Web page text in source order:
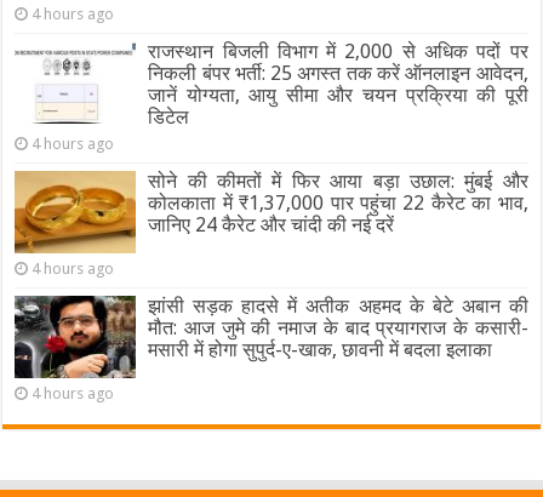
4 hours ago
राजस्थान बिजली विभाग में 2,000 से अधिक पदों पर
निकली बंपर भर्ती: 25 अगस्त तक करें ऑनलाइन आवेदन,
जानें योग्यता, आयु सीमा और चयन प्रक्रिया की पूरी
डिटेल
4 hours ago
सोने की कीमतों में फिर आया बड़ा उछाल: मुंबई और
कोलकाता में ₹1,37,000 पार पहुंचा 22 कैरेट का भाव,
जानिए 24 कैरेट और चांदी की नई दरें
4 hours ago
झांसी सड़क हादसे में अतीक अहमद के बेटे अबान की
मौत: आज जुमे की नमाज के बाद प्रयागराज के कसारी-
मसारी में होगा सुपुर्द-ए-खाक, छावनी में बदला इलाका
4 hours ago